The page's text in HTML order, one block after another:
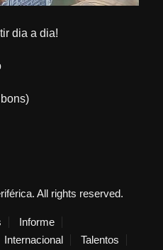
dia a dia!
All rights reserved.
Informe
Internacional Talentos